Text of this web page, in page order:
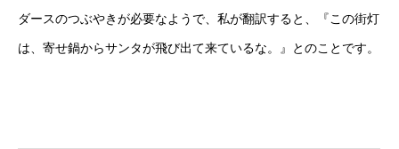
ダースのつぶやきが必要なようで、私が翻訳すると、『この街灯
は、寄せ鍋からサンタが飛び出て来ているな。』とのことです。